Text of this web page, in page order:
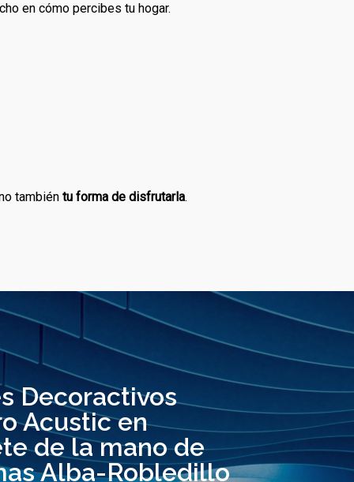
en cómo percibes tu hogar.
también tu forma de disfrutarla.
Decoractivos
Acustic en
de la mano de
Alba-Robledillo